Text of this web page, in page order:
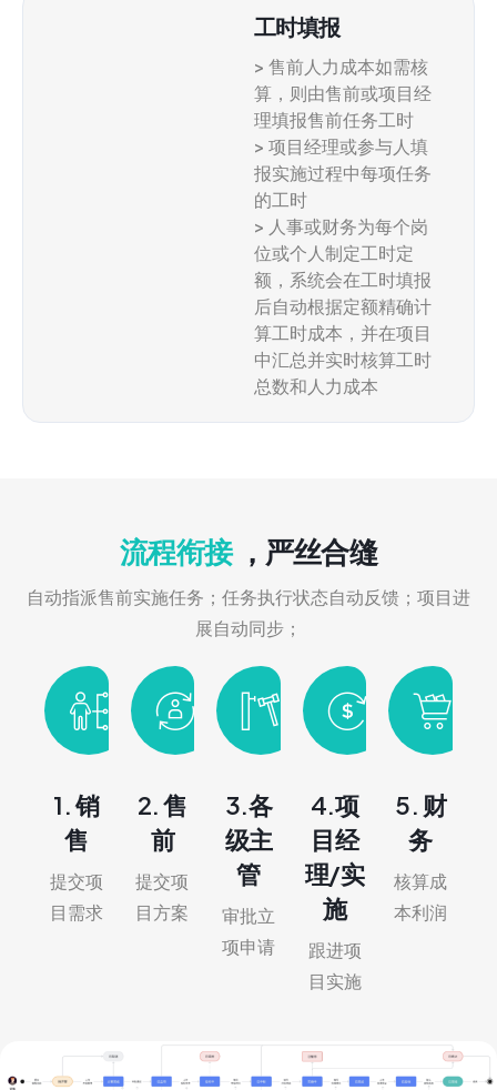
工时填报
> 售前人力成本如需核
算，则由售前或项目经
理填报售前任务工时
> 项目经理或参与人填
报实施过程中每项任务
的工时
> 人事或财务为每个岗
位或个人制定工时定
额，系统会在工时填报
后自动根据定额精确计
算工时成本，并在项目
中汇总并实时核算工时
总数和人力成本
流程衔接，严丝合缝
自动指派售前实施任务；任务执行状态自动反馈；项目进
展自动同步；
1. 销
售
提交项
目需求
2. 售
前
提交项
目方案
3.各
级主
管
审批立
项申请
4.项
目经
理/实
施
跟进项
目实施
5. 财
务
核算成
本利润